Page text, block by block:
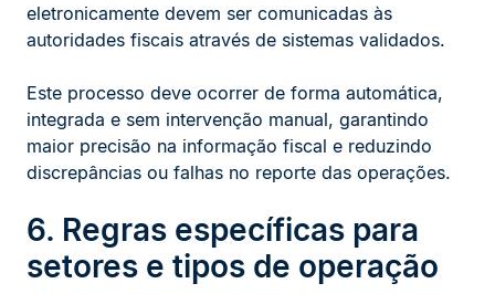
eletronicamente devem ser comunicadas às
autoridades fiscais através de sistemas validados.
Este processo deve ocorrer de forma automática,
integrada e sem intervenção manual, garantindo
maior precisão na informação fiscal e reduzindo
discrepâncias ou falhas no reporte das operações.
6. Regras específicas para
setores e tipos de operação